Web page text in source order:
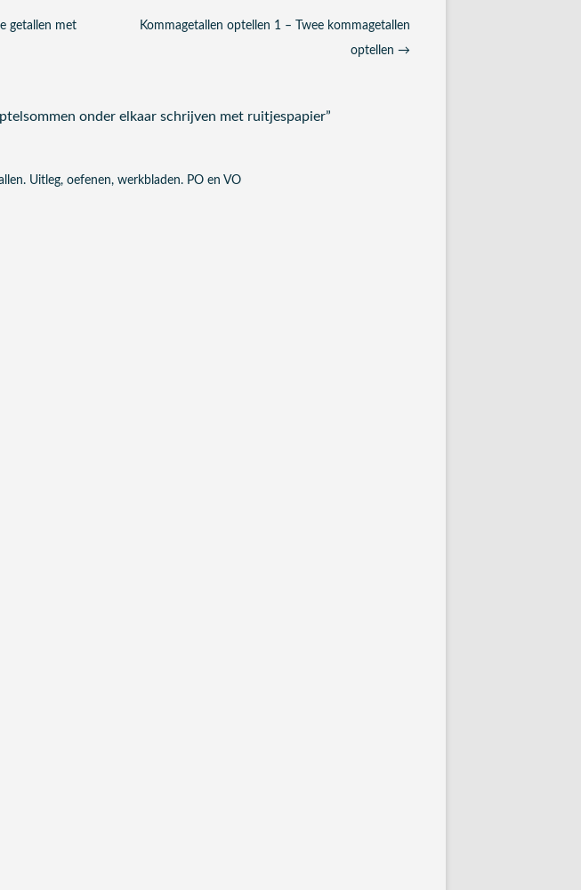
getallen met
Kommagetallen optellen 1 – Twee kommagetallen
optellen →
onder elkaar schrijven met ruitjespapier”
Uitleg, oefenen, werkbladen. PO en VO